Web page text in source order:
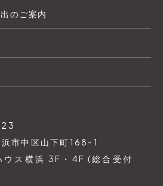
のご案内
市中区山下町168-1
ウス横浜 3F・4F (総合受付